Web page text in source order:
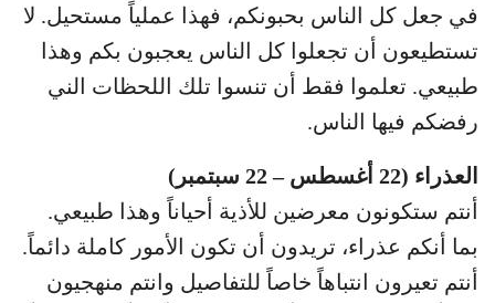
في جعل كل الناس بحبونكم، فهذا عملياً مستحيل. لا
تستطيعون أن تجعلوا كل الناس يعجبون بكم وهذا
طبيعي. تعلموا فقط أن تنسوا تلك اللحظات الني
رفضكم فيها الناس.
العذراء (22 أغسطس – 22 سبتمبر)
أنتم ستكونون معرضين للأذية أحياناً وهذا طبيعي.
بما أنكم عذراء، تريدون أن تكون الأمور كاملة دائماً.
أنتم تعيرون انتباهاً خاصاً للتفاصيل وانتم منهجيون